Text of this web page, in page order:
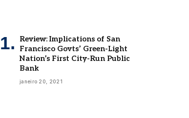
Review: Implications of San
Francisco Govts’ Green-Light
Nation’s First City-Run Public
Bank
janeiro 20, 2021